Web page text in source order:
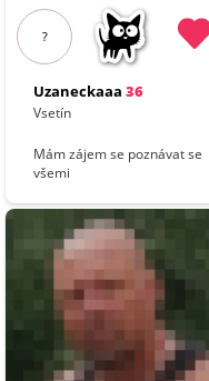
?
Uzaneckaaa 36
Vsetín
Mám zájem se poznávat se
všemi